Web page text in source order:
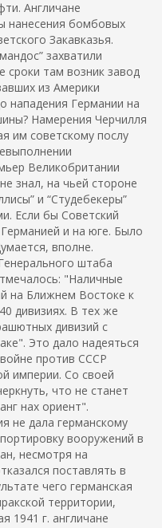
Англичане
нанесения бомбовых
Закавказья.
захватили
сроки там возник завод
из Америки
нападения Германии на
Намерения Черчилля
им советскому послу
Великобритании
знал, на чьей стороне
и “Студебекеры”
Если бы Советский
и на юге. Было
вполне.
штаба
"Наличные
на Ближнем Востоке к
дивизиях. В тех же
дивизий с
Это дало надеяться
против СССР
империи. Со своей
что не станет
нах ориент".
не дала германскому
вооружений в
несмотря на
поставлять в
чего германская
территории,
1941 г. англичане